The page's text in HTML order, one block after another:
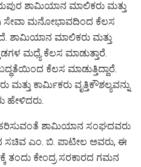
ಶಾಮಿಯಾನ ಮಾಲಿಕರು ಮತ್ತು
ಸೇವಾ ಮನೋಭಾವದಿಂದ ಕೆಲಸ
ಶಾಮಿಯಾನ ಮಾಲಿಕರು ಮತ್ತು
ಮಧ್ಯೆ ಕೆಲಸ ಮಾಡುತ್ತಾರೆ.
ಕೆಲಸ ಮಾಡುತ್ತಿದ್ದಾರೆ.
ಕಾರ್ಮಿಕರು ವೃತ್ತಿಕೌಶಲ್ಯವನ್ನು
ಹೇಳಿದರು.
ಶಾಮಿಯಾನ ಸಂಘದವರು
ಎಂ. ಬಿ. ಪಾಟೀಲ ಅವರು, ಈ
ತಂದು ಕೇಂದ್ರ ಸರಕಾರದ ಗಮನ